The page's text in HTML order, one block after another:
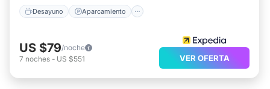
Desayuno Aparcamiento
US $79/noche
7 noches - US $551 VER OFERTA